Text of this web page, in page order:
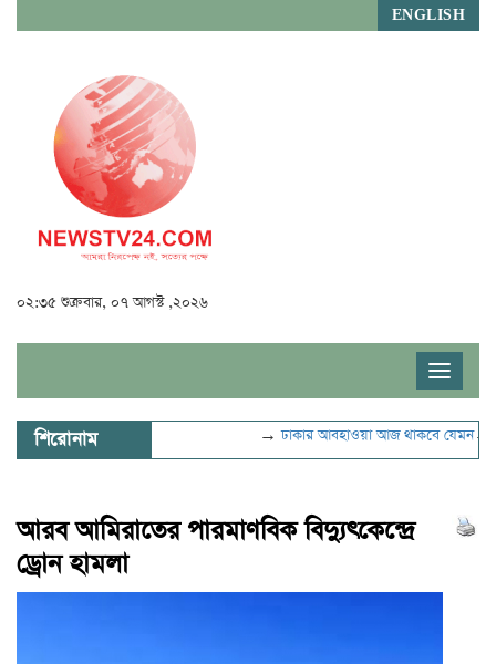
ENGLISH
০২:৩৫ শুক্রবার, ০৭ আগস্ট ,২০২৬
Toggle
শিরোনাম ঢাকার আবহাওয়া আজ থাকবে যেমন→ভুল
আরব আমিরাতের পারমাণবিক বিদ্যুৎকেন্দ্রে
ড্রোন হামলা